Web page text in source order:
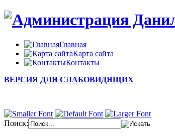
Главная
Карта сайта
Контакты
ВЕРСИЯ ДЛЯ СЛАБОВИДЯЩИХ
Поиск: